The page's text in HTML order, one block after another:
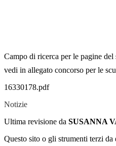
Campo di ricerca per le pagine del
vedi in allegato concorso per le
16330178.pdf
Notizie
Ultima revisione da SUSANNA
Questo sito o gli strumenti terzi